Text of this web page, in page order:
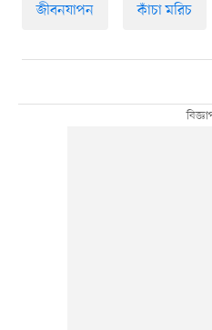
জীবনযাপন কাঁচা মরিচ